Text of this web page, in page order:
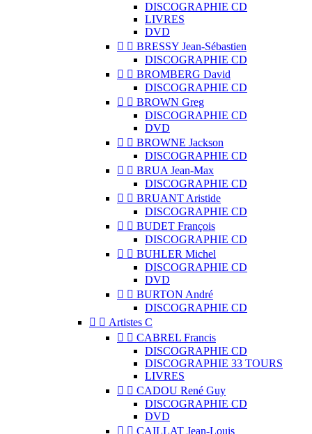
DISCOGRAPHIE CD
LIVRES
DVD
  BRESSY Jean-Sébastien
DISCOGRAPHIE CD
  BROMBERG David
DISCOGRAPHIE CD
  BROWN Greg
DISCOGRAPHIE CD
DVD
  BROWNE Jackson
DISCOGRAPHIE CD
  BRUA Jean-Max
DISCOGRAPHIE CD
  BRUANT Aristide
DISCOGRAPHIE CD
  BUDET François
DISCOGRAPHIE CD
  BUHLER Michel
DISCOGRAPHIE CD
DVD
  BURTON André
DISCOGRAPHIE CD
  Artistes C
  CABREL Francis
DISCOGRAPHIE CD
DISCOGRAPHIE 33 TOURS
LIVRES
  CADOU René Guy
DISCOGRAPHIE CD
DVD
  CAILLAT Jean-Louis